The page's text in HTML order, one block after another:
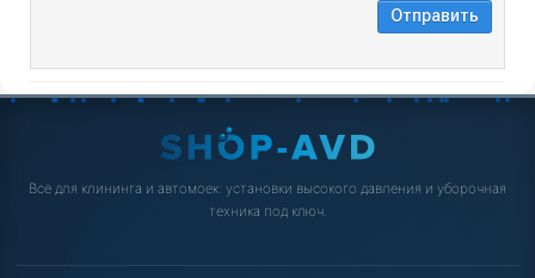
Всё для клининга и автомоек: установки высокого давления и уборочная
техника под ключ.